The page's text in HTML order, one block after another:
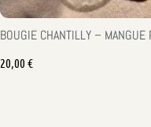
BOUGIE CHANTILLY – MANGUE
20,00 €